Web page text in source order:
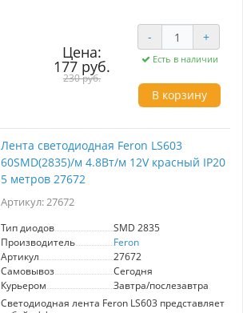
обеспечивает надежность в наружных
условиях. В комплект входят 2 заглушки, 2
сетевых шнура и 2 коннектора. Удобная
кратность резки – 2 м, напряжение 220 В.
Идеален для декорирования и освещения
помещений и улиц.
Цена:
177 руб.
230 руб.
- +
Есть в наличии
В корзину
Лента светодиодная Feron LS603
60SMD(2835)/м 4.8Вт/м 12V красный IP20
5 метров 27672
Артикул: 27672
Тип диодов
SMD 2835
Производитель
Feron
Артикул
27672
Самовывоз
Сегодня
Курьером
Завтра/послезавтра
Светодиодная лента Feron LS603 представляет